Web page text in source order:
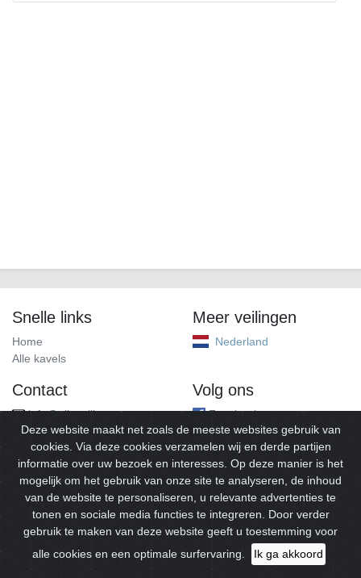
Snelle links
Home
Alle kavels
Meer veilingen
Nederland
Contact
info@alleveilingen.net
Volg ons
Facebook
© 2026Alleveilingen.Alle rechten voorbehouden.
Deze website maakt net zoals de meeste websites gebruik van
cookies. Via deze cookies verzamelen wij en derde partijen
informatie over uw bezoek en interesses. Op deze manier is het
mogelijk om het gebruik van onze site te analyseren, de inhoud
van de website te personaliseren, u relevante advertenties te
tonen en sociale media functies te integreren. Door verder
gebruik te maken van deze website geeft u toestemming voor
alle cookies en een optimale surfervaring.
Ik ga akkoord